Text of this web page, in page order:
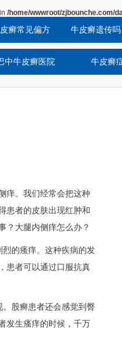
/home/wwwroot/zjbounche.com/
癣常见偏方 牛皮癣遗传吗
中牛皮癣医院 牛皮癣
痒。我们经常会把这种
患者的皮肤出现红肿和
？大腿内侧痒怎么办？
的瘙痒。这种疾病的发
患者可以通过口服抗真
股癣患者还会感觉到臀
发生瘙痒的时候，千万